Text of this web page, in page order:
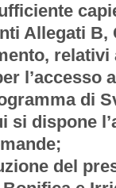
Allegati B,
l’accesso
di
si dispone
del